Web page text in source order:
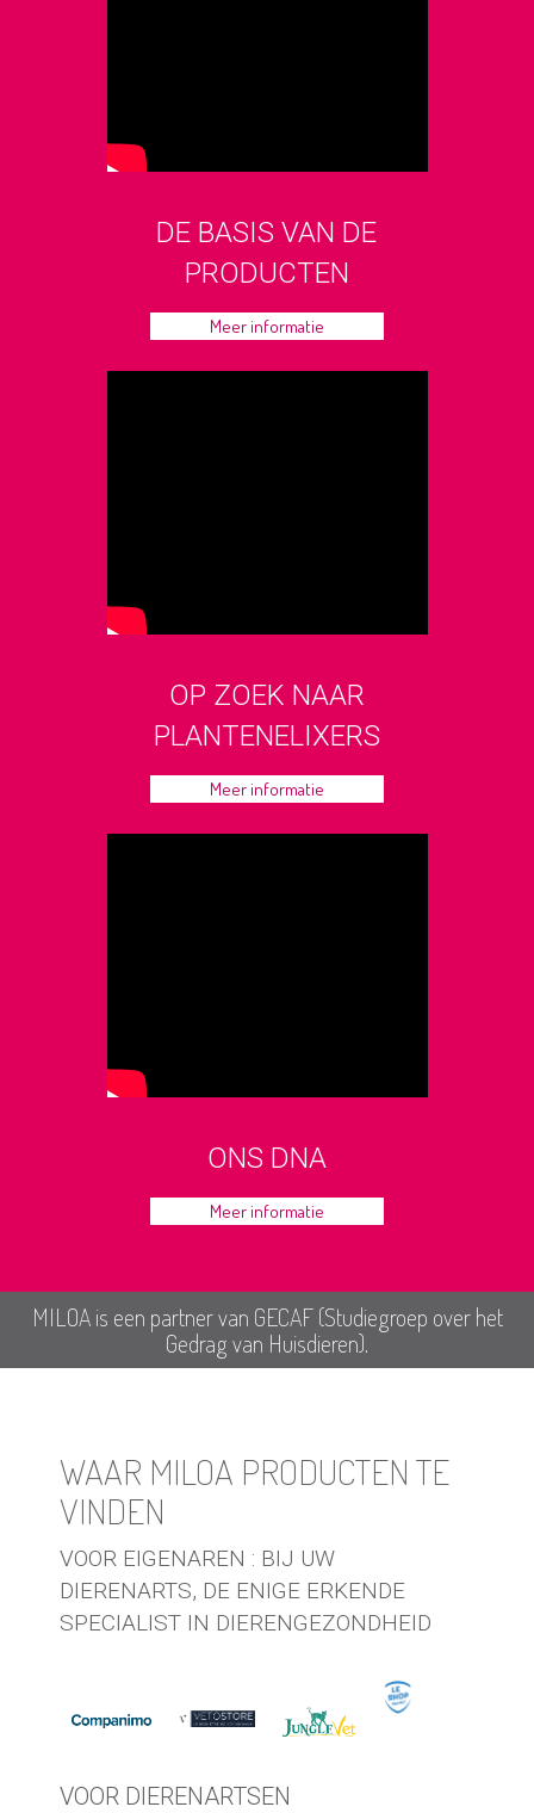
DE BASIS VAN DE
PRODUCTEN
Meer informatie
OP ZOEK NAAR
PLANTENELIXERS
Meer informatie
ONS DNA
Meer informatie
MILOA is een partner van GECAF (Studiegroep over het
Gedrag van Huisdieren).
WAAR MILOA PRODUCTEN TE
VINDEN
VOOR EIGENAREN : BIJ UW
DIERENARTS, DE ENIGE ERKENDE
SPECIALIST IN DIERENGEZONDHEID
VOOR DIERENARTSEN